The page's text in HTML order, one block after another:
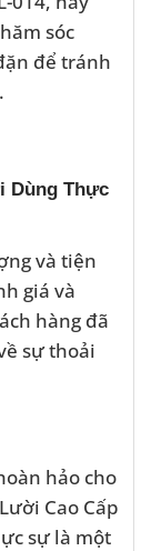
sóc
để tránh
Dùng Thực
và tiện
giá và
hàng đã
sự thoải
hảo cho
Cao Cấp
sự là một